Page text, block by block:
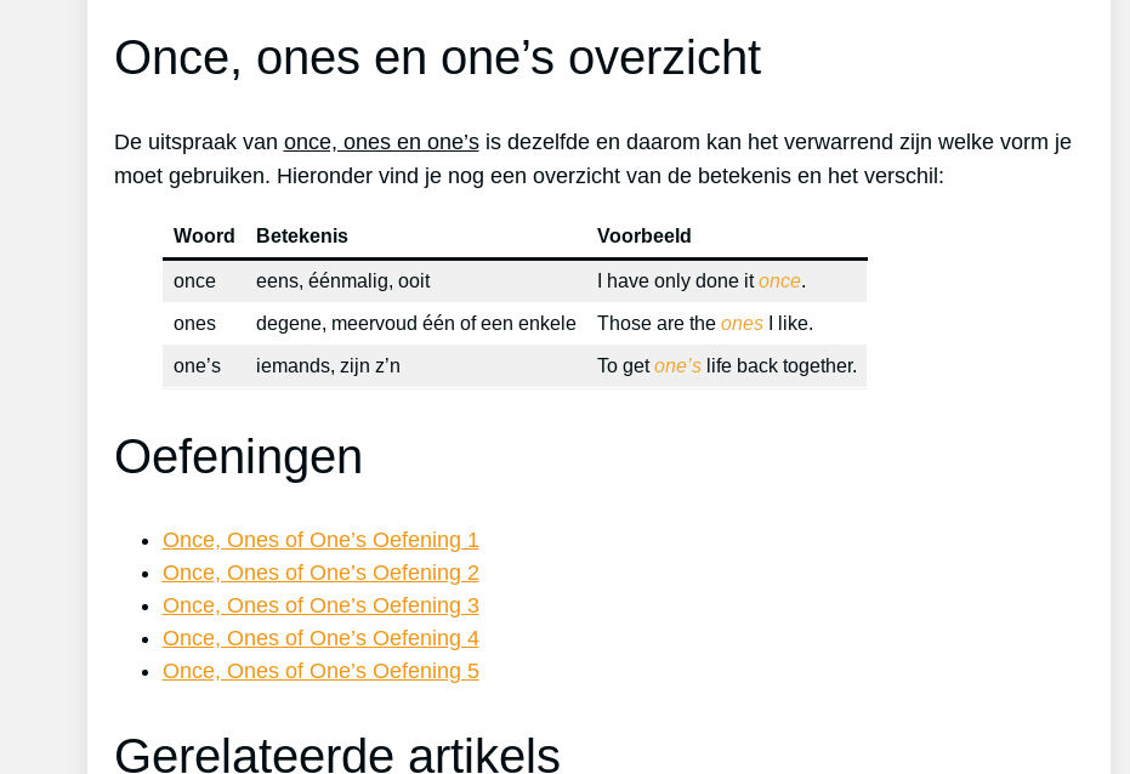
Once, ones en one’s overzicht
De uitspraak van once, ones en one’sis dezelfde en daarom kan het verwarrend zijn welke vorm je
moet gebruiken. Hieronder vind je nog een overzicht van de betekenis en het verschil:
Woord Betekenis Voorbeeld
once eens, éénmalig, ooit I have only done itonce.
ones degene, meervoud één of een enkele Those are the ones I like.
one’s iemands, zijn z’n To getone’s life back together.
Oefeningen
Once, Ones of One’s Oefening 1
Once, Ones of One’s Oefening 2
Once, Ones of One’s Oefening 3
Once, Ones of One’s Oefening 4
Once, Ones of One’s Oefening 5
Gerelateerde artikels